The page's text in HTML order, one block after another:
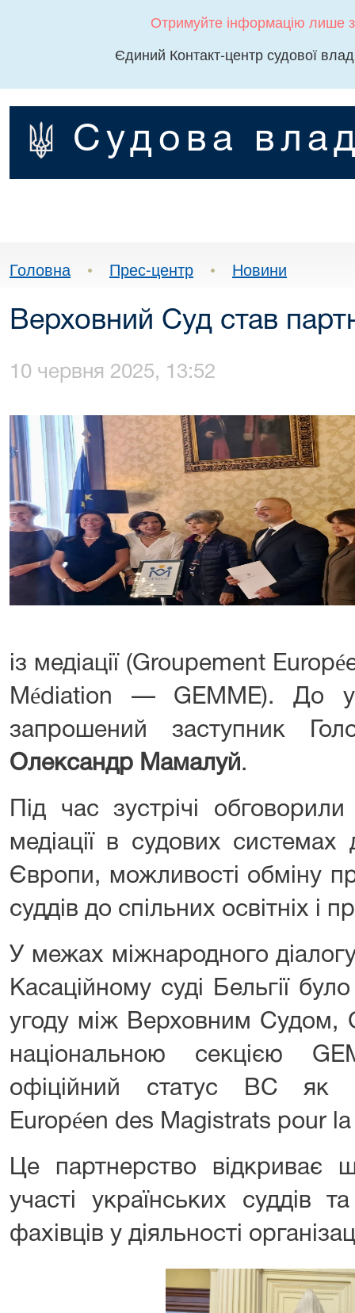
Отримуйте інформацію лише
Єдиний Контакт-центр судової
Судова
Головна • Прес-центр • Новини
Верховний Суд став
10 червня 2025, 13:52
із медіації (Groupement
Médiation — GEMME). До
запрошений заступник
Олександр Мамалуй .
Під час зустрічі
медіації в судових
Європи, можливості обміну
суддів до спільних освітніх і
У межах міжнародного
Касаційному суді Бельгії
угоду між Верховним Судом,
національною секцією
офіційний статус ВC як
Européen des Magistrats pour
Це партнерство відкриває
участі українських суддів
фахівців у діяльності